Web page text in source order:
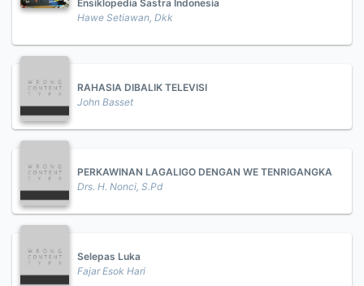
Ensiklopedia Sastra Indonesia
Hawe Setiawan, Dkk
RAHASIA DIBALIK TELEVISI
John Basset
PERKAWINAN LAGALIGO DENGAN WE TENRIGANGKA
Drs. H. Nonci, S.Pd
Selepas Luka
Fajar Esok Hari